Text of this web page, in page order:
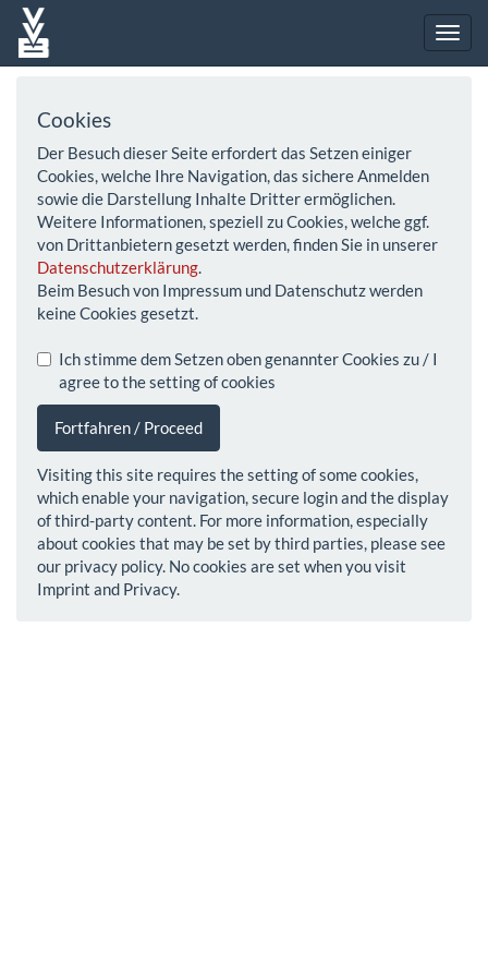
Cookies
Der Besuch dieser Seite erfordert das Setzen einiger
Cookies, welche Ihre Navigation, das sichere Anmelden
sowie die Darstellung Inhalte Dritter ermöglichen.
Weitere Informationen, speziell zu Cookies, welche ggf.
von Drittanbietern gesetzt werden, finden Sie in unserer
Datenschutzerklärung.
Beim Besuch von Impressum und Datenschutz werden
keine Cookies gesetzt.
Ich stimme dem Setzen oben genannter Cookies zu / I
agree to the setting of cookies
Fortfahren / Proceed
Visiting this site requires the setting of some cookies,
which enable your navigation, secure login and the display
of third-party content. For more information, especially
about cookies that may be set by third parties, please see
our privacy policy. No cookies are set when you visit
Imprint and Privacy.